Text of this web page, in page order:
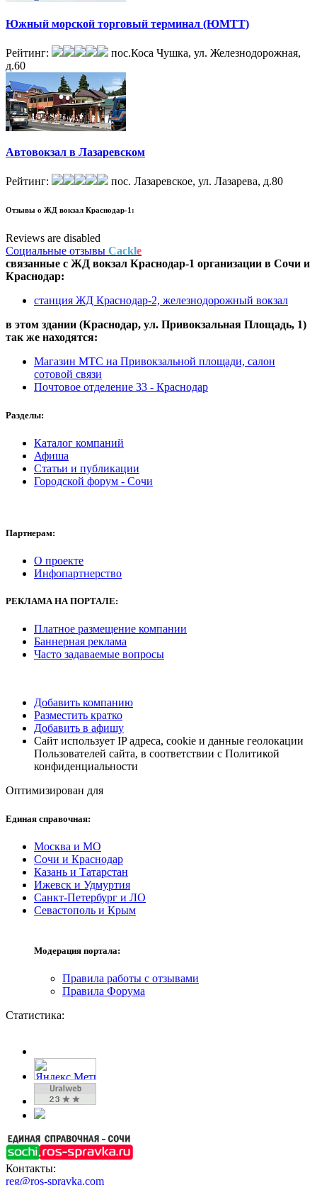
Южный морской торговый терминал (ЮМТТ)
Рейтинг:
пос.Коса Чушка, ул. Железнодорожная,
д.60
Автовокзал в Лазаревском
Рейтинг: пос. Лазаревское, ул. Лазарева, д.80
Отзывы о ЖД вокзал Краснодар-1:
Reviews are disabled
Социальные отзывы Cackle
связанные с ЖД вокзал Краснодар-1 организации в Сочи и
Краснодар:
станция ЖД Краснодар-2, железнодорожный вокзал
в этом здании (Краснодар, ул. Привокзальная Площадь, 1)
так же находятся:
Магазин МТС на Привокзальной площади, салон
сотовой связи
Почтовое отделение 33 - Краснодар
Разделы:
Каталог компаний
Афиша
Статьи и публикации
Городской форум - Сочи
Партнерам:
О проекте
Инфопартнерство
РЕКЛАМА НА ПОРТАЛЕ:
Платное размещение компании
Баннерная реклама
Часто задаваемые вопросы
Добавить компанию
Разместить кратко
Добавить в афишу
Сайт использует IP адреса, cookie и данные геолокации
Пользователей сайта, в соответствии с Политикой
конфиденциальности
Оптимизирован для
Единая справочная:
Москва и МО
Сочи и Краснодар
Казань и Татарстан
Ижевск и Удмуртия
Санкт-Петербург и ЛО
Севастополь и Крым
Модерация портала:
Правила работы с отзывами
Правила Форума
Статистика:
Контакты:
reg@ros-spravka.com